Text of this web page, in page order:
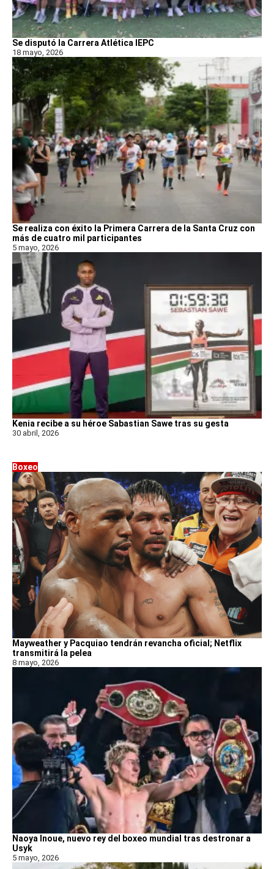
Se disputó la Carrera Atlética IEPC
18 mayo, 2026
Se realiza con éxito la Primera Carrera de la Santa Cruz con
más de cuatro mil participantes
5 mayo, 2026
Kenia recibe a su héroe Sabastian Sawe tras su gesta
30 abril, 2026
Boxeo
Mayweather y Pacquiao tendrán revancha oficial; Netflix
transmitirá la pelea
8 mayo, 2026
Naoya Inoue, nuevo rey del boxeo mundial tras destronar a
Usyk
5 mayo, 2026